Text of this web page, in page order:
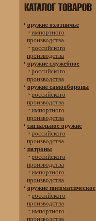
оружие охотничье
импортного
производства
российского
производства
оружие служебное
российского
производства
оружие самообороны
российского
производства
импортного
производства
сигнальное оружие
российского
производства
патроны
российского
производства
импортного
производства
оружие пневматическое
российского
производства
импортного
производства